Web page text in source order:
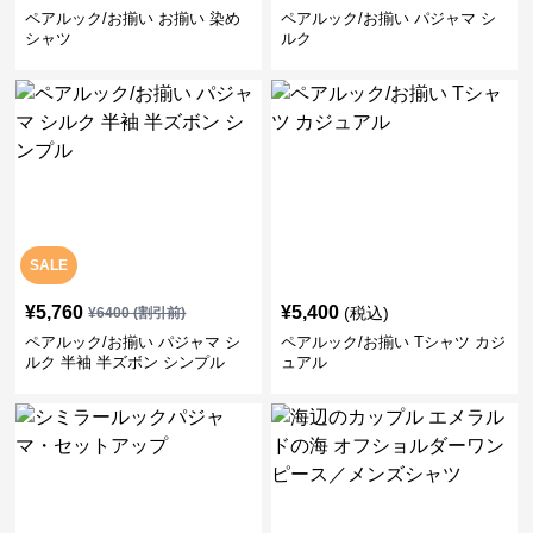
ペアルック/お揃い お揃い 染め
シャツ
ペアルック/お揃い パジャマ シ
ルク
SALE
¥5,760 ¥6400(割引前)
ペアルック/お揃い パジャマ シ
ルク 半袖 半ズボン シンプル
¥5,400 (税込)
ペアルック/お揃い Tシャツ カジ
ュアル